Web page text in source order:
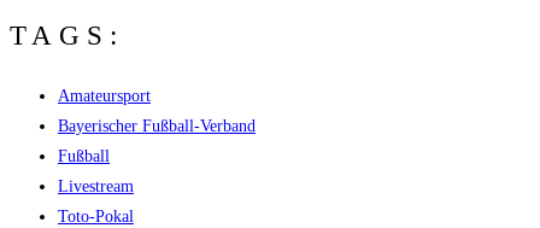
TAGS:
Amateursport
Bayerischer Fußball-Verband
Fußball
Livestream
Toto-Pokal